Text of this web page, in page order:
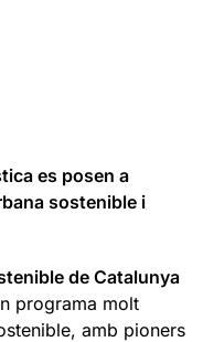
es posen a
sostenible i
de Catalunya
programa molt
amb pioners